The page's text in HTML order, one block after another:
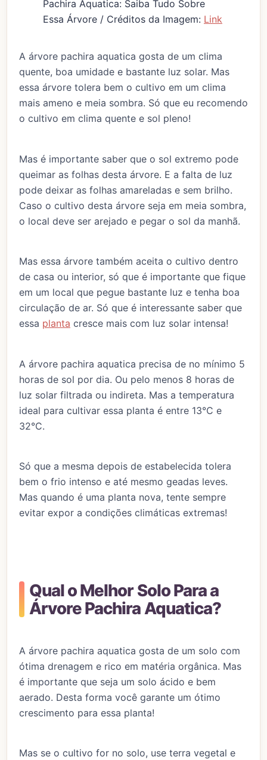
Pachira Aquatica: Saiba Tudo Sobre
Essa Árvore / Créditos da Imagem: Link
A árvore pachira aquatica gosta de um clima
quente, boa umidade e bastante luz solar. Mas
essa árvore tolera bem o cultivo em um clima
mais ameno e meia sombra. Só que eu recomendo
o cultivo em clima quente e sol pleno!
Mas é importante saber que o sol extremo pode
queimar as folhas desta árvore. E a falta de luz
pode deixar as folhas amareladas e sem brilho.
Caso o cultivo desta árvore seja em meia sombra,
o local deve ser arejado e pegar o sol da manhã.
Mas essa árvore também aceita o cultivo dentro
de casa ou interior, só que é importante que fique
em um local que pegue bastante luz e tenha boa
circulação de ar. Só que é interessante saber que
essa planta cresce mais com luz solar intensa!
A árvore pachira aquatica precisa de no mínimo 5
horas de sol por dia. Ou pelo menos 8 horas de
luz solar filtrada ou indireta. Mas a temperatura
ideal para cultivar essa planta é entre 13°C e
32°C.
Só que a mesma depois de estabelecida tolera
bem o frio intenso e até mesmo geadas leves.
Mas quando é uma planta nova, tente sempre
evitar expor a condições climáticas extremas!
Qual o Melhor Solo Para a
Árvore Pachira Aquatica?
A árvore pachira aquatica gosta de um solo com
ótima drenagem e rico em matéria orgânica. Mas
é importante que seja um solo ácido e bem
aerado. Desta forma você garante um ótimo
crescimento para essa planta!
Mas se o cultivo for no solo, use terra vegetal e